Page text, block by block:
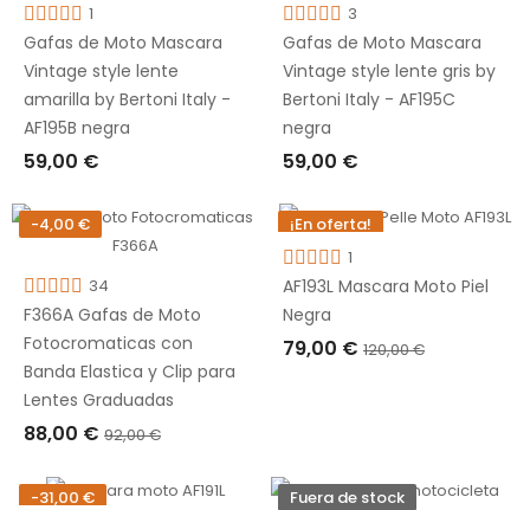
1
Gafas de Moto Mascara
Vintage style lente
amarilla by Bertoni Italy -
AF195B negra
59,00 €
AÑADIR A LA CESTA
3
Gafas de Moto Mascara
Vintage style lente gris by
Bertoni Italy - AF195C
negra
59,00 €
AÑADIR A LA CESTA
-4,00 €
34
F366A Gafas de Moto
Fotocromaticas con
Banda Elastica y Clip para
Lentes Graduadas
88,00 € 92,00 €
AÑADIR A LA CESTA
¡En oferta!
-41,00 €
Fuera de stock
1
AF193L Mascara Moto Piel
Negra
79,00 € 120,00 €
-31,00 €
Fuera de stock